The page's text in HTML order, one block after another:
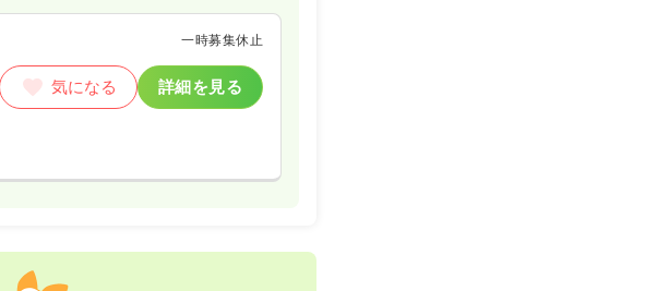
一時募集休止
気になる 詳細を見る